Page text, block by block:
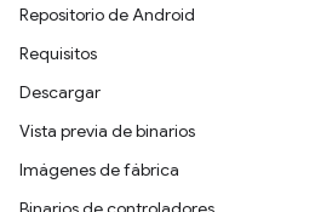
Repositorio de Android
Requisitos
Descargar
Vista previa de binarios
Imágenes de fábrica